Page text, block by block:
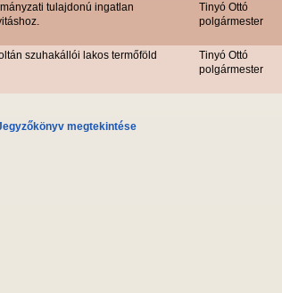
tulajdonú ingatlan
Tinyó Ottó
polgármester
szuhakállói lakos termőföld
Tinyó Ottó
polgármester
megtekintése